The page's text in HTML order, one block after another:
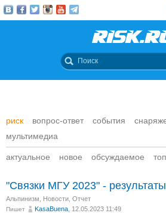
риск вопрос-ответ события
мультимедиа
актуальное новое обсуждаемое топ
"Связки МГУ 2023" -
Альпинизм Новости Отчет
Пишет KasaBuena , 12.05.2023 11:49